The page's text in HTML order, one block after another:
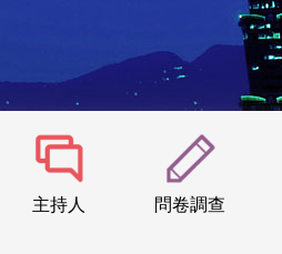
主持人 問卷調查